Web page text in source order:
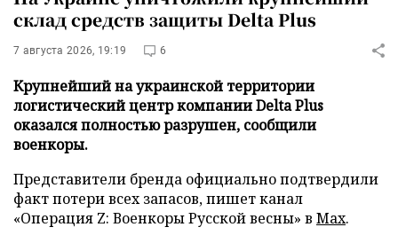
склад средств защиты Delta Plus
7 августа 2026, 19:19 6
Крупнейший на украинской территории
логистический центр компании Delta Plus
оказался полностью разрушен, сообщили
военкоры.
Представители бренда официально подтвердили
факт потери всех запасов, пишет канал
«Операция Z: Военкоры Русской весны» в Max.